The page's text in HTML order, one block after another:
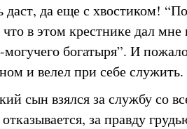
даст, да еще с хвостиком!
в этом крестнике дал мне
богатыря”. И
и велел при себе служить.
сын взялся за службу со
за правду